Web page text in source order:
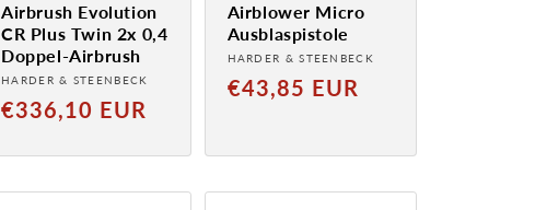
Airbrush Evolution
CR Plus Twin 2x 0,4
Doppel-Airbrush
Anbieter:
HARDER & STEENBECK
Normaler
€336,10 EUR
Airblower Micro
Ausblaspistole
Anbieter:
HARDER & STEENBECK
Normaler
€43,85 EUR